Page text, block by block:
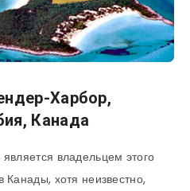
Харбор,
Канада
владельцем этого
Канады, хотя неизвестно,